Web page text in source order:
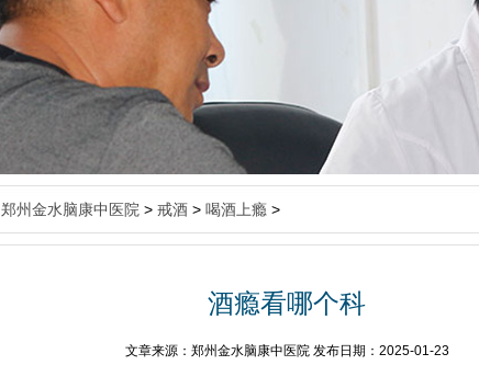
郑州金水脑康中医院 > 戒酒 > 喝酒上瘾 >
酒瘾看哪个科
文章来源：郑州金水脑康中医院 发布日期：2025-01-23